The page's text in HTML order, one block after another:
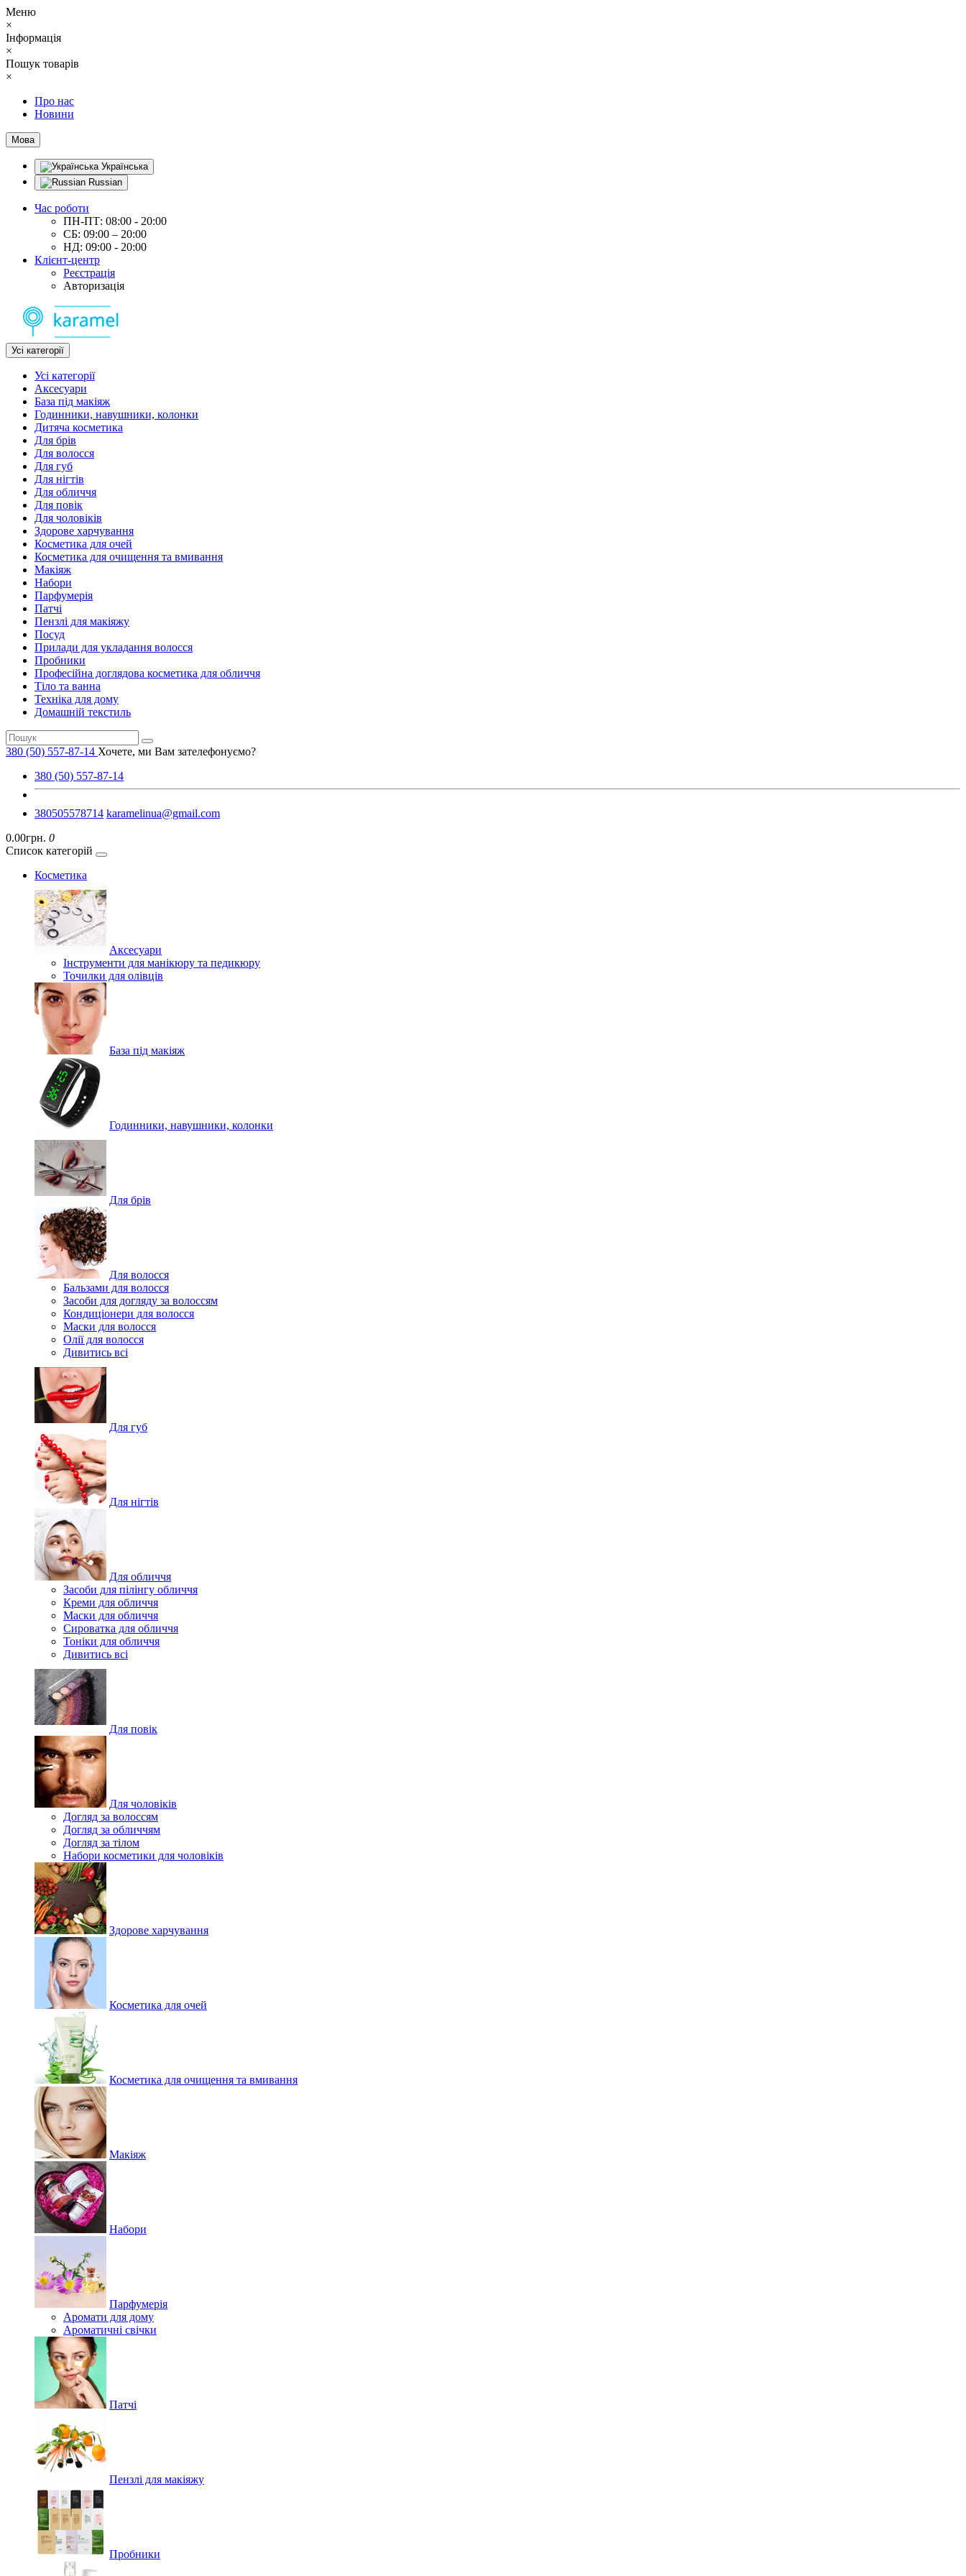
Меню
×
Інформація
×
Пошук товарів
×
Про нас
Новини
Мова
Українська
Russian
Час роботи
ПН-ПТ: 08:00 - 20:00
СБ: 09:00 – 20:00
НД: 09:00 - 20:00
Клієнт-центр
Реєстрація
Авторизація
Усі категорії
Усі категорії
Аксесуари
База під макіяж
Годинники, навушники, колонки
Дитяча косметика
Для брів
Для волосся
Для губ
Для нігтів
Для обличчя
Для повік
Для чоловіків
Здорове харчування
Косметика для очей
Косметика для очищення та вмивання
Макіяж
Набори
Парфумерія
Патчі
Пензлі для макіяжу
Посуд
Прилади для укладання волосся
Пробники
Професійна доглядова косметика для обличчя
Тіло та ванна
Техніка для дому
Домашній текстиль
380 (50) 557-87-14 Хочете, ми Вам зателефонуємо?
380 (50) 557-87-14
380505578714 karamelinua@gmail.com
0.00грн. 0
Список категорій
Косметика
Аксесуари
Інструменти для манікюру та педикюру
Точилки для олівців
База під макіяж
Годинники, навушники, колонки
Для брів
Для волосся
Бальзами для волосся
Засоби для догляду за волоссям
Кондиціонери для волосся
Маски для волосся
Олії для волосся
Дивитись всі
Для губ
Для нігтів
Для обличчя
Засоби для пілінгу обличчя
Креми для обличчя
Маски для обличчя
Сироватка для обличчя
Тоніки для обличчя
Дивитись всі
Для повік
Для чоловіків
Догляд за волоссям
Догляд за обличчям
Догляд за тілом
Набори косметики для чоловіків
Здорове харчування
Косметика для очей
Косметика для очищення та вмивання
Макіяж
Набори
Парфумерія
Аромати для дому
Ароматичні свічки
Патчі
Пензлі для макіяжу
Пробники